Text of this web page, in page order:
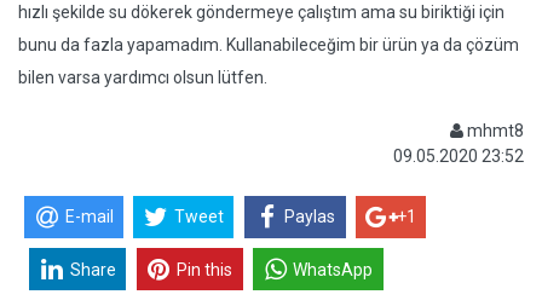
hızlı şekilde su dökerek göndermeye çalıştım ama su biriktiği için
bunu da fazla yapamadım. Kullanabileceğim bir ürün ya da çözüm
bilen varsa yardımcı olsun lütfen.
mhmt8
09.05.2020 23:52
E-mail Tweet Paylas +1
Share Pin this WhatsApp